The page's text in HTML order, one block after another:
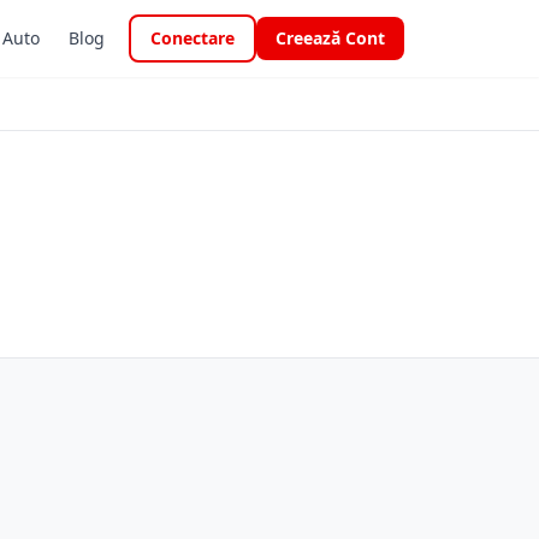
Blog Conectare Creează Cont